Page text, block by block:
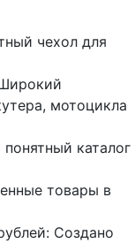
чехол для
мотоцикла
каталог
товары в
Создано